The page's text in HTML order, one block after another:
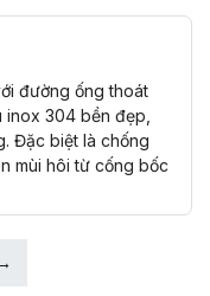
đường ống thoát
inox 304 bền đẹp,
Đặc biệt là chống
mùi hôi từ cống bốc